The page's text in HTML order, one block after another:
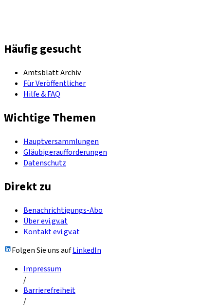
Häufig gesucht
Amtsblatt Archiv
Für Veröffentlicher
Hilfe & FAQ
Wichtige Themen
Hauptversammlungen
Gläubigeraufforderungen
Datenschutz
Direkt zu
Benachrichtigungs-Abo
Über evi.gv.at
Kontakt evi.gv.at
Folgen Sie uns aufLinkedIn
Impressum
/
Barrierefreiheit
/